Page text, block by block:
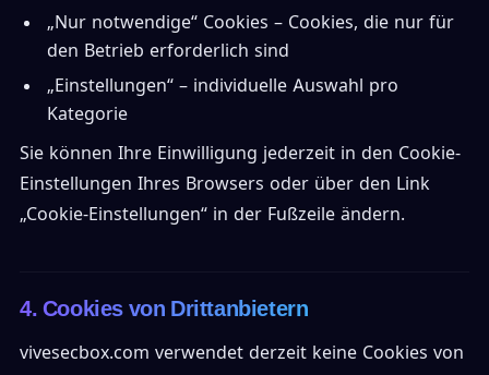
„Nur notwendige“ Cookies – Cookies, die nur für
den Betrieb erforderlich sind
„Einstellungen“ – individuelle Auswahl pro
Kategorie
Sie können Ihre Einwilligung jederzeit in den Cookie-
Einstellungen Ihres Browsers oder über den Link
„Cookie-Einstellungen“ in der Fußzeile ändern.
4. Cookies von Drittanbietern
vivesecbox.com verwendet derzeit keine Cookies von